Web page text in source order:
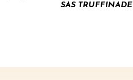
SAS TRUFFINADE